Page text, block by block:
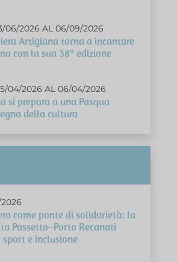
06/2026 AL 06/09/2026
Artigiana torna a incantare
con la sua 38ª edizione
04/2026 AL 06/04/2026
si prepara a una Pasqua
della cultura
come ponte di solidarietà: la
Passetto–Porto Recanati
sport e inclusione